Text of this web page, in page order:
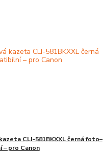
CLI-581BKXXL černá foto–
pro Canon